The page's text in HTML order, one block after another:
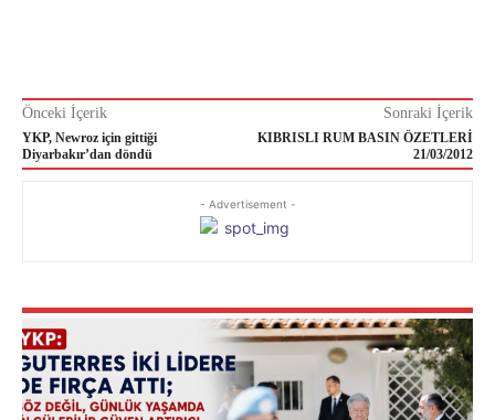
Önceki İçerik
YKP, Newroz için gittiği
Diyarbakır’dan döndü
Sonraki İçerik
KIBRISLI RUM BASIN ÖZETLERİ
21/03/2012
- Advertisement -